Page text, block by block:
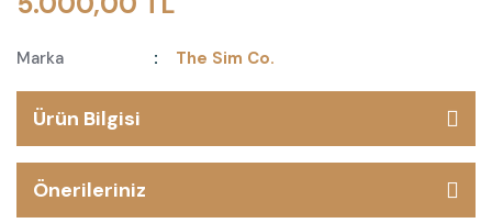
Marka The Sim Co.
Ürün Bilgisi
Önerileriniz